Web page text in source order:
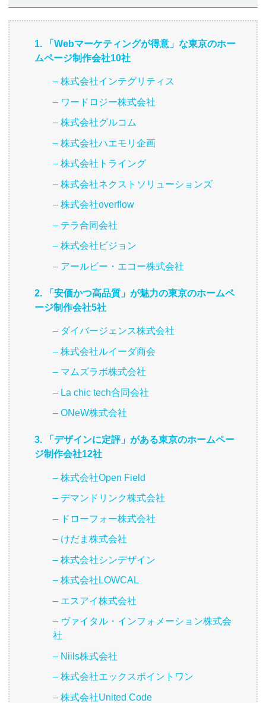
1. 「Webマーケティングが得意」な東京のホー
ムページ制作会社10社
– 株式会社インテグリティス
– ワードロジー株式会社
– 株式会社グルコム
– 株式会社ハエモリ企画
– 株式会社トライング
– 株式会社ネクストソリューションズ
– 株式会社overflow
– テラ合同会社
– 株式会社ビジョン
– アールビー・エコー株式会社
2. 「安価かつ高品質」が魅力の東京のホームペ
ージ制作会社5社
– ダイバージェンス株式会社
– 株式会社ルイーダ商会
– マムズラボ株式会社
– La chic tech合同会社
– ONeW株式会社
3. 「デザインに定評」がある東京のホームペー
ジ制作会社12社
– 株式会社Open Field
– デマンドリンク株式会社
– ドローフォー株式会社
– けだま株式会社
– 株式会社シンデザイン
– 株式会社LOWCAL
– エスアイ株式会社
– ヴァイタル・インフォメーション株式会
社
– Niils株式会社
– 株式会社エックスポイントワン
– 株式会社United Code